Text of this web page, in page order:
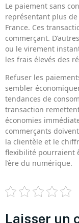
Le paiement sans
représentant plus
France. Ces
commerçant.
ou le virement
les frais élevés des
Refuser les
sembler
tendances de
transaction
économies
commerçants
la clientèle et le
flexibilité pourraient
l’ère du numérique.
Laisser un